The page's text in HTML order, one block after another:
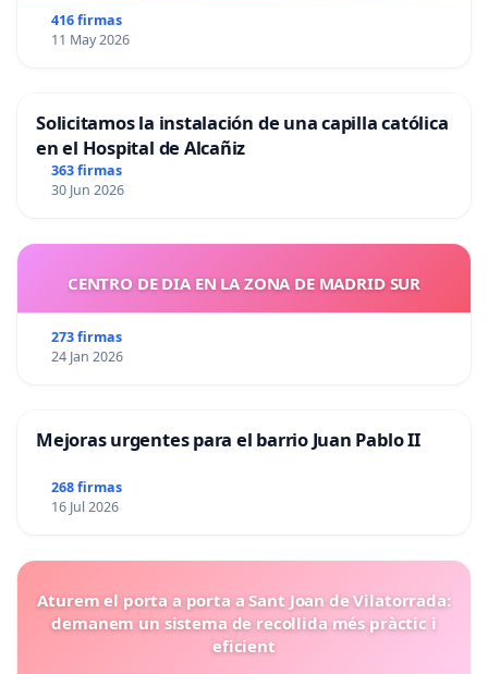
416 firmas
11 May 2026
Solicitamos la instalación de una capilla católica
en el Hospital de Alcañiz
363 firmas
30 Jun 2026
CENTRO DE DIA EN LA ZONA DE MADRID SUR
273 firmas
24 Jan 2026
Mejoras urgentes para el barrio Juan Pablo II
268 firmas
16 Jul 2026
Aturem el porta a porta a Sant Joan de Vilatorrada:
demanem un sistema de recollida més pràctic i
eficient